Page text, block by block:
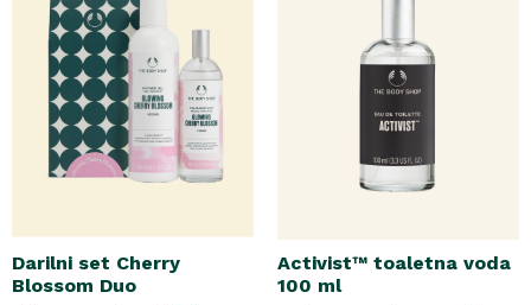
Darilni set Cherry
Blossom Duo
Activist™ toaletna voda
100 ml